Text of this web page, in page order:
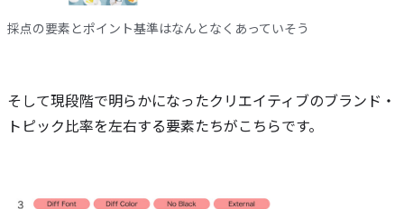
採点の要素とポイント基準はなんとなくあっていそう
そして現段階で明らかになったクリエイティブのブランド・
トピック比率を左右する要素たちがこちらです。